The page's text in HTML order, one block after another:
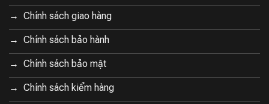
Chính sách giao hàng
Chính sách bảo hành
Chính sách bảo mật
Chính sách kiểm hàng